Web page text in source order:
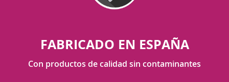
FABRICADO EN ESPAÑA
Con productos de calidad sin contaminantes